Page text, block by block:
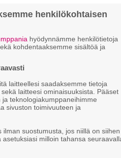
3
4
Uutta
joka
henkilökohtaisen
hyödynnämme henkilötietoja
kohdentaaksemme sisältöä ja
laitteellesi saadaksemme tietoja
laitteesi ominaisuuksista. Pääset
teknologiakumppaneihimme
sivuston toimivuuteen ja
suostumusta, jos niillä on siihen
milloin tahansa